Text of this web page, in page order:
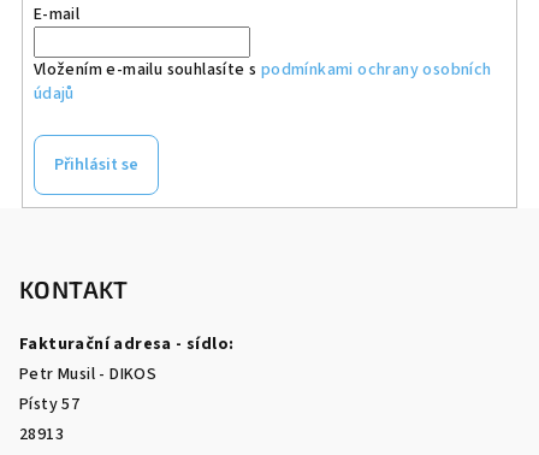
E-mail
Vložením e-mailu souhlasíte s podmínkami ochrany osobních
údajů
Přihlásit se
KONTAKT
Fakturační adresa - sídlo:
Petr Musil - DIKOS
Písty 57
28913